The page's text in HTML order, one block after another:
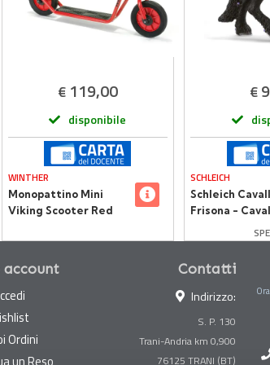
€ 119,00
disponibile
WINTHER
Monopattino Mini
Viking Scooter Red
€
SCHLEICH
Schleich
Frisona -
Ordini
Contatti
Indirizzo:
S. P. 130
Trani-Andria km 0,900